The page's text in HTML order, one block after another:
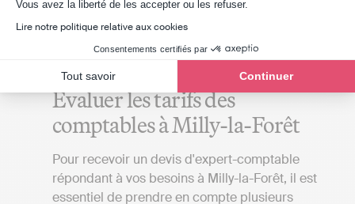
Vous avez la liberté de les accepter ou les refuser.
Lire notre politique relative aux cookies
Consentements certifiés par
Tout savoir Continuer
meilleur rapport qualité/services/honoraires. Si
cela ne correspond pas à vos besoins, vous
pouvez considérer une solution de comptabilité
Évaluer les tarifs des
comptables à Milly-la-Forêt
Pour recevoir un devis d'expert-comptable
répondant à vos besoins à Milly-la-Forêt, il est
essentiel de prendre en compte plusieurs